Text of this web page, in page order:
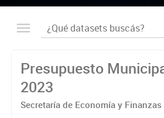
Presupuesto
2023
Secretaría de Economía y Finanzas